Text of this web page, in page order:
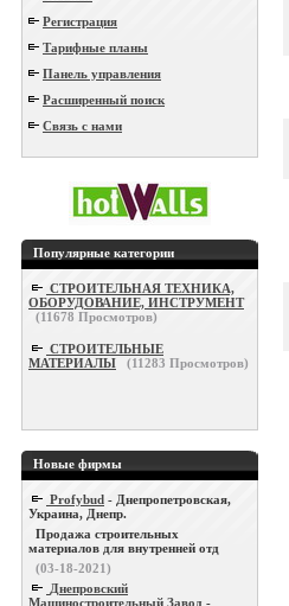
Регистрация
Тарифные планы
Панель управления
Расширенный поиск
Связь с нами
Популярные категории
СТРОИТЕЛЬНАЯ ТЕХНИКА,
ОБОРУДОВАНИЕ, ИНСТРУМЕНТ
(11678 Просмотров)
СТРОИТЕЛЬНЫЕ
МАТЕРИАЛЫ
(11283 Просмотров)
Новые фирмы
Profybud - Днепропетровская,
Украина, Днепр.
Продажа строительных
материалов для внутренней отд
(03-18-2021)
Днепровский
Машиностроительный Завод -